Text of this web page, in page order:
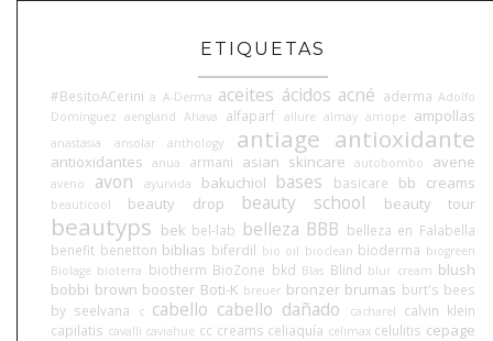
ETIQUETAS
#BesitoACerini a A-Derma aceites ácidos acné aderma Adolfo
Domínguez aengland Ahava alfaparf allure almay amope ampollas
anastasia ansolar anthology antiage antioxidante
antioxidantes anua armani asian skincare autobombo avene
aveno avon ayurvida bakuchiol bases basicare bb creams
beauticool beauty drop beauty school beauty tour
beautyps bek bel-lab belleza BBB belleza en Falabella
benefit benetton biblias biferdil bio oil bioclean bioderma biogreen
Biolage bioterra biotherm BioZone bkd Blas Blind blur cream blush
bobbi brown booster Boti-K breuer bronzer brumas burt's bees
by seelvana
c cabello cabello dañado cacharel
calvin klein
capilatis cavalli caviahue cc creams celiaquía celimax celulitis cepage